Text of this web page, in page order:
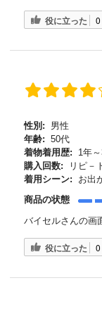
役に立った 0
性別:
男性
年齢: 50代
着物着用歴:
1年
購入回数:
リピ－
着用シーン:
お出
商品の状態
バイセルさんの画
役に立った 0